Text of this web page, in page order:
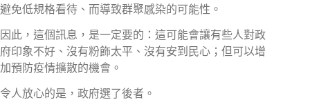
避免低規格看待、而導致群聚感染的可能性。
因此，這個訊息，是一定要的：這可能會讓有些人對政
府印象不好、沒有粉飾太平、沒有安到民心；但可以增
加預防疫情擴散的機會。
令人放心的是，政府選了後者。